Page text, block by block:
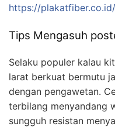
https://
Tips Mengasuh
Selaku populer kalau
larat berkuat bermutu
dengan pengawetan.
terbilang menyandang
sungguh resistan